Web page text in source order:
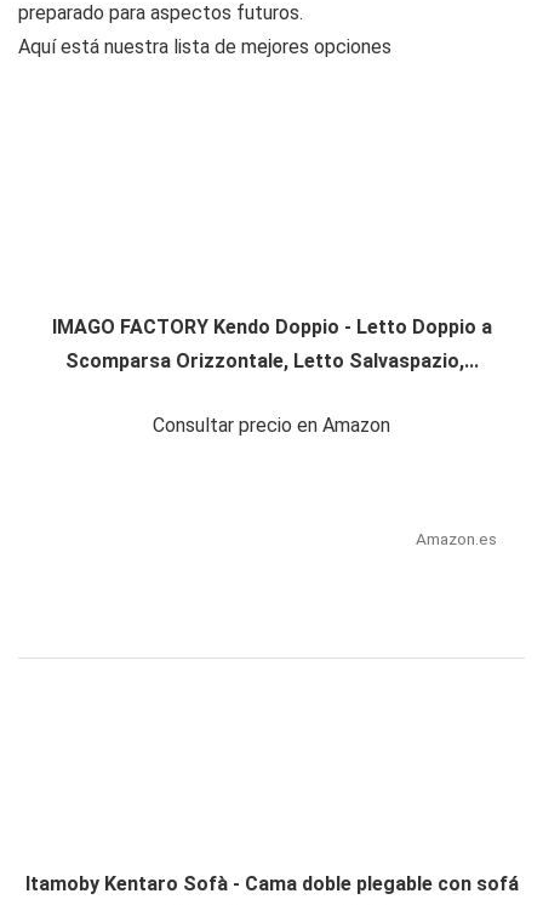
preparado para aspectos futuros.
Aquí está nuestra lista de mejores opciones
IMAGO FACTORY Kendo Doppio - Letto Doppio a
Scomparsa Orizzontale, Letto Salvaspazio,...
Consultar precio en Amazon
Amazon.es
Itamoby Kentaro Sofà - Cama doble plegable con sofá